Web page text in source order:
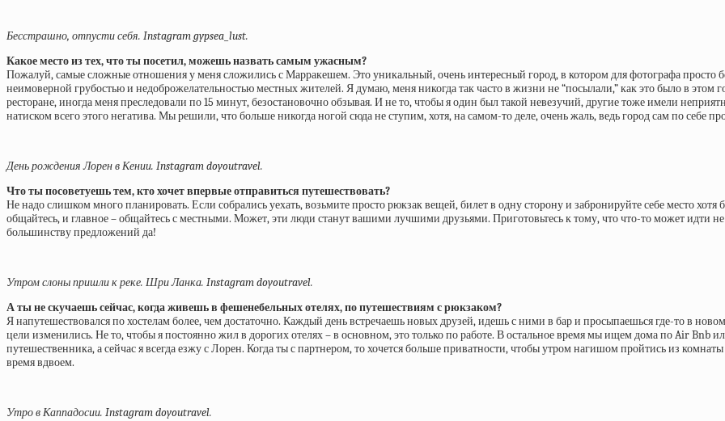
Бесстрашно, отпусти себя. Instagram gypsea_lust.
Какое место из тех, что ты посетил, можешь назвать самым ужасным?
Пожалуй, самые сложные отношения у меня сложились с Марракешем. Это уникальный, очень интересный город, в котором для фотографа просто
неимоверной грубостью и недоброжелательностью местных жителей. Я думаю, меня никогда так часто в жизни не “посылали,” как это было в этом
ресторане, иногда меня преследовали по 15 минут, безостановочно обзывая. И не то, чтобы я один был такой невезучий, другие тоже имели
натиском всего этого негатива. Мы решили, что больше никогда ногой сюда не ступим, хотя, на самом-то деле, очень жаль, ведь город сам по себе
День рождения Лорен в Кении. Instagram doyoutravel.
Что ты посоветуешь тем, кто хочет впервые отправиться путешествовать?
Не надо слишком много планировать. Если собрались уехать, возьмите просто рюкзак вещей, билет в одну сторону и забронируйте себе место
общайтесь, и главное – общайтесь с местными. Может, эти люди станут вашими лучшими друзьями. Приготовьтесь к тому, что что-то может идти
большинству предложений да!
Утром слоны пришли к реке. Шри Ланка. Instagram doyoutravel.
А ты не скучаешь сейчас, когда живешь в фешенебельных отелях, по путешествиям с рюкзаком?
Я напутешествовался по хостелам более, чем достаточно. Каждый день встречаешь новых друзей, идешь с ними в бар и просыпаешься где-то в
цели изменились. Не то, чтобы я постоянно жил в дорогих отелях – в основном, это только по работе. В остальное время мы ищем дома по Air Bnb
путешественника, а сейчас я всегда езжу с Лорен. Когда ты с партнером, то хочется больше приватности, чтобы утром нагишом пройтись из
время вдвоем.
Утро в Каппадосии. Instagram doyoutravel.